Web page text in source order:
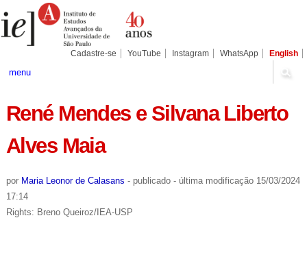
para
conteúdo.
Pessoais
Cadastre-se YouTube Instagram WhatsApp English
menu
René Mendes e Silvana Liberto
Alves Maia
por Maria Leonor de Calasans - publicado - última modificação15/03/2024
17:14
Rights: Breno Queiroz/IEA-USP